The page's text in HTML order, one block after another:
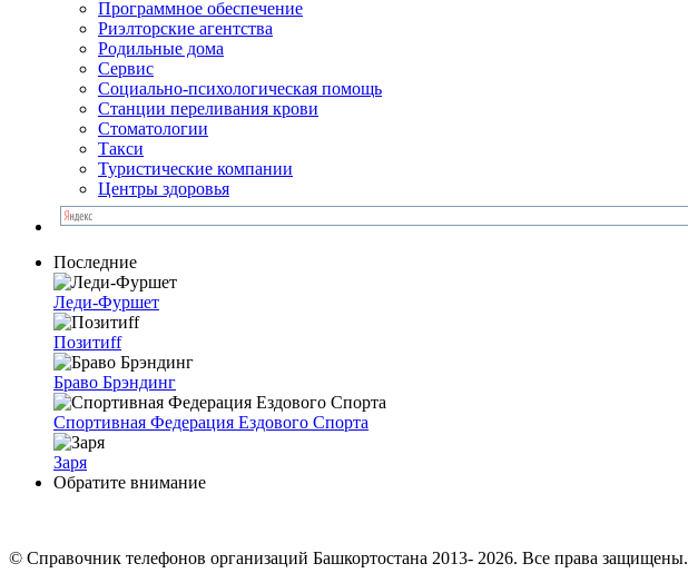
Программное обеспечение
Риэлторские агентства
Родильные дома
Сервис
Социально-психологическая помощь
Станции переливания крови
Стоматологии
Такси
Туристические компании
Центры здоровья
Последние
Леди-Фуршет
Позитиff
Браво Брэндинг
Спортивная Федерация Ездового Спорта
Заря
Обратите внимание
© Cправочник телефонов организаций Башкортостана 2013- 2026. Все права защищены.